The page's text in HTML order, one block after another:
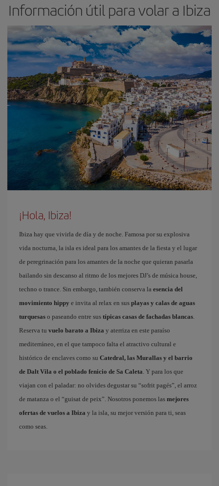
Información útil para volar a Ibiza
¡Hola, Ibiza!
Ibiza hay que vivirla de día y de noche. Famosa por su explosiva
vida nocturna, la isla es ideal para los amantes de la fiesta y el lugar
de peregrinación para los amantes de la noche que quieran pasarla
bailando sin descanso al ritmo de los mejores DJ’s de música house,
techno o trance. Sin embargo, también conserva la esencia del
movimiento hippy e invita al relax en sus playas y calas de aguas
turquesas o paseando entre sus típicas casas de fachadas blancas.
Reserva tu vuelo barato a Ibiza y aterriza en este paraíso
mediterráneo, en el que tampoco falta el atractivo cultural e
histórico de enclaves como su Catedral, las Murallas y el barrio
de Dalt Vila o el poblado fenicio de Sa Caleta. Y para los que
viajan con el paladar: no olvides degustar su “sofrit pagés”, el arroz
de matanza o el “guisat de peix”. Nosotros ponemos las mejores
ofertas de vuelos a Ibiza y la isla, su mejor versión para ti, seas
como seas.